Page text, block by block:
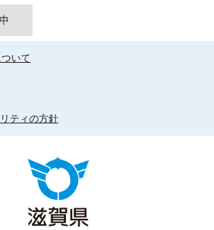
いて
ティの方針